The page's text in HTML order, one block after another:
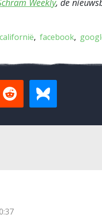
Weekly, de
californië facebook